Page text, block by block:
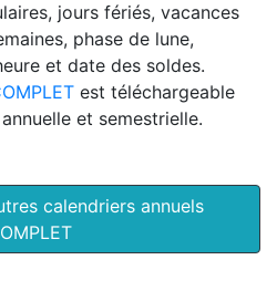
jours fériés, vacances
phase de lune,
et date des soldes.
est téléchargeable
et semestrielle.
calendriers annuels